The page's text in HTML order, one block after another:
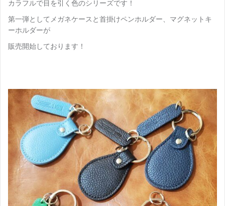
カラフルで目を引く色のシリーズです！
第一弾としてメガネケースと首掛けペンホルダー、マグネットキ
ーホルダーが
販売開始しております！